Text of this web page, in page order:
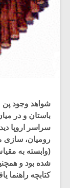
باستان و در
سراسر اروپا
(وابسته به
شده بود و
کتابچه راهنما